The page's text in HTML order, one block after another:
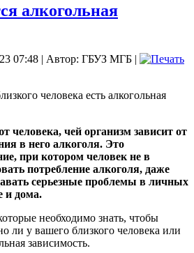
алкогольная
07:48 | Автор: ГБУЗ МГБ |
человека есть алкогольная
человека, чей организм зависит от
в него алкоголя. Это
при котором человек не в
потребление алкоголя, даже
серьезные проблемы в личных
и дома.
необходимо знать, чтобы
ли у вашего близкого человека или
зависимость.